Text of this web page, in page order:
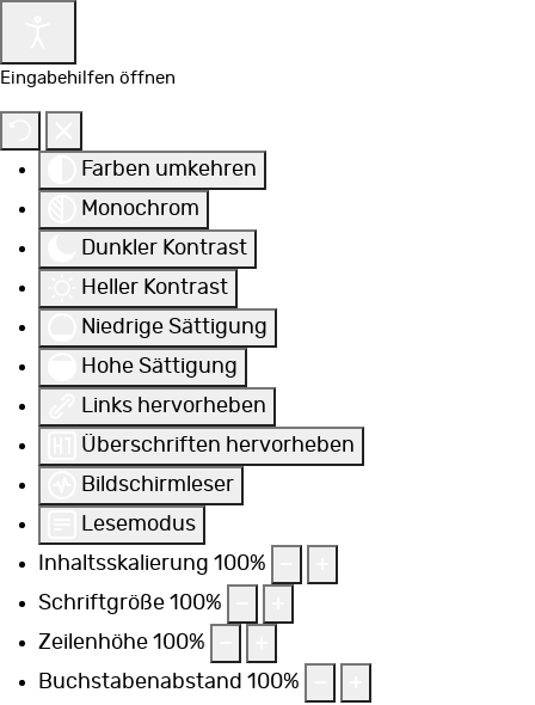
Eingabehilfen öffnen
Farben umkehren
Monochrom
Dunkler Kontrast
Heller Kontrast
Niedrige Sättigung
Hohe Sättigung
Links hervorheben
Überschriften hervorheben
Bildschirmleser
Lesemodus
Inhaltsskalierung 100%
Schriftgröße 100%
Zeilenhöhe 100%
Buchstabenabstand 100%